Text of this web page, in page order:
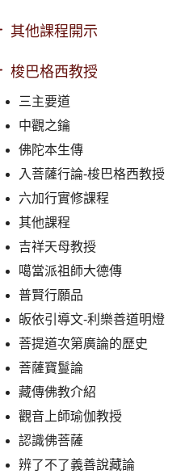
其他課程開示
梭巴格西教授
三主要道
中觀之鑰
佛陀本生傳
入菩薩行論-梭巴格西教授
六加行實修課程
其他課程
吉祥天母教授
噶當派祖師大德傳
普賢行願品
皈依引導文-利樂善道明燈
菩提道次第廣論的歷史
菩薩寶鬘論
藏傳佛教介紹
觀音上師瑜伽教授
認識佛菩薩
辨了不了義善說藏論